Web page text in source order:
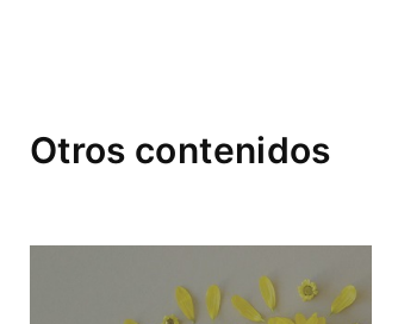
Otros contenidos